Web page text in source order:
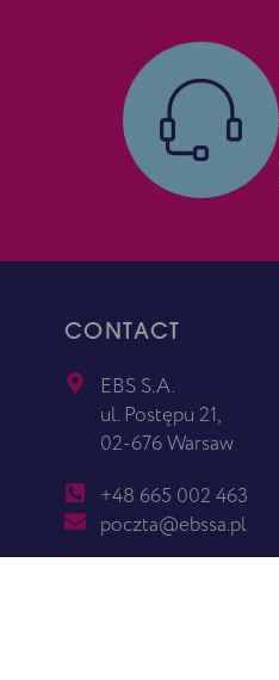
CONTACT
EBS S.A.
ul. Postępu 21,
02-676 Warsaw
+48 665 002 463
poczta@ebssa.pl